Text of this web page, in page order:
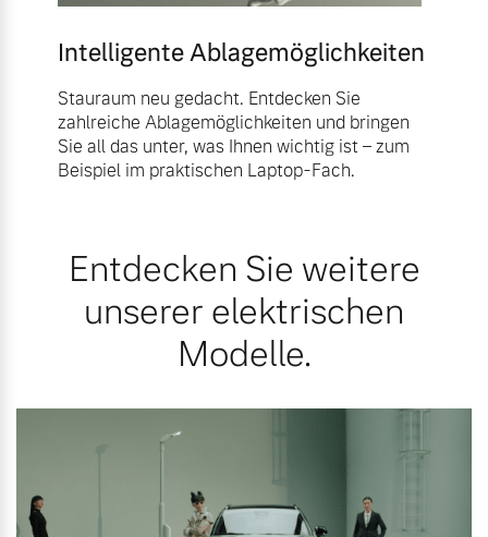
Intelligente Ablagemöglichkeiten
Stauraum neu gedacht. Entdecken Sie
zahlreiche Ablagemöglichkeiten und bringen
Sie all das unter, was Ihnen wichtig ist – zum
Beispiel im praktischen Laptop-Fach.
Entdecken Sie weitere
unserer elektrischen
Modelle.